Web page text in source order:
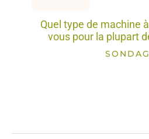
Quel type de machine
vous pour la plupart